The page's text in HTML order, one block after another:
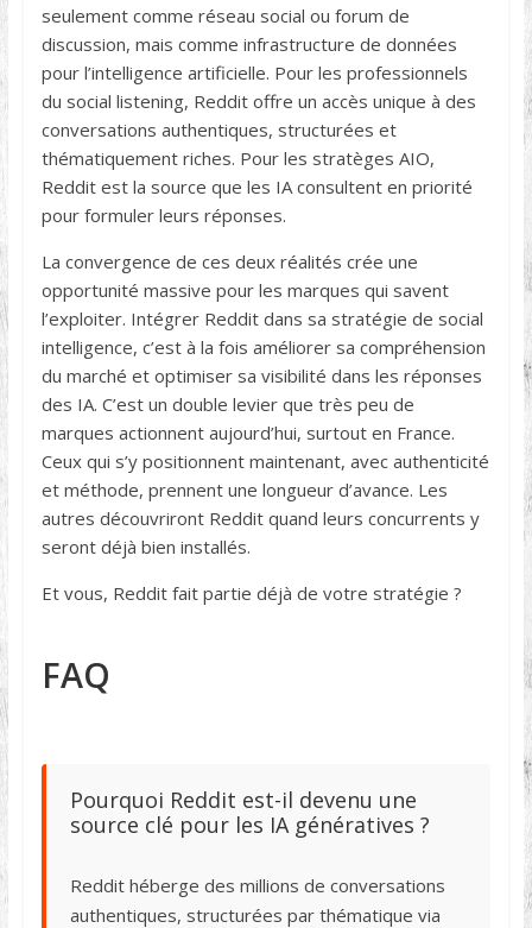
seulement comme réseau social ou forum de
discussion, mais comme infrastructure de données
pour l’intelligence artificielle. Pour les professionnels
du social listening, Reddit offre un accès unique à des
conversations authentiques, structurées et
thématiquement riches. Pour les stratèges AIO,
Reddit est la source que les IA consultent en priorité
pour formuler leurs réponses.
La convergence de ces deux réalités crée une
opportunité massive pour les marques qui savent
l’exploiter. Intégrer Reddit dans sa stratégie de social
intelligence, c’est à la fois améliorer sa compréhension
du marché et optimiser sa visibilité dans les réponses
des IA. C’est un double levier que très peu de
marques actionnent aujourd’hui, surtout en France.
Ceux qui s’y positionnent maintenant, avec authenticité
et méthode, prennent une longueur d’avance. Les
autres découvriront Reddit quand leurs concurrents y
seront déjà bien installés.
Et vous, Reddit fait partie déjà de votre stratégie ?
FAQ
Pourquoi Reddit est-il devenu une
source clé pour les IA génératives ?
Reddit héberge des millions de conversations
authentiques, structurées par thématique via